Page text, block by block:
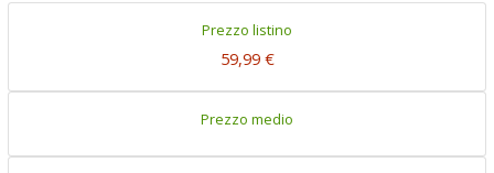
Prezzo listino
59,99 €
Prezzo medio